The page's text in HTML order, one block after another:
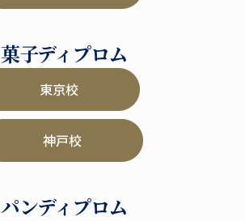
菓子ディプロム
東京校
神戸校
パンディプロム